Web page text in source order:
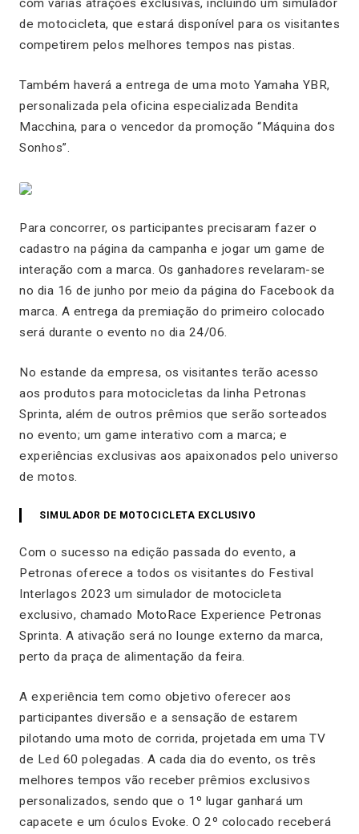
com várias atrações exclusivas, incluindo um simulador
de motocicleta, que estará disponível para os visitantes
competirem pelos melhores tempos nas pistas.
Também haverá a entrega de uma moto Yamaha YBR,
personalizada pela oficina especializada Bendita
Macchina, para o vencedor da promoção “Máquina dos
Sonhos”.
Para concorrer, os participantes precisaram fazer o
cadastro na página da campanha e jogar um game de
interação com a marca. Os ganhadores revelaram-se
no dia 16 de junho por meio da página do Facebook da
marca. A entrega da premiação do primeiro colocado
será durante o evento no dia 24/06.
No estande da empresa, os visitantes terão acesso
aos produtos para motocicletas da linha Petronas
Sprinta, além de outros prêmios que serão sorteados
no evento; um game interativo com a marca; e
experiências exclusivas aos apaixonados pelo universo
de motos.
SIMULADOR DE MOTOCICLETA EXCLUSIVO
Com o sucesso na edição passada do evento, a
Petronas oferece a todos os visitantes do Festival
Interlagos 2023 um simulador de motocicleta
exclusivo, chamado MotoRace Experience Petronas
Sprinta. A ativação será no lounge externo da marca,
perto da praça de alimentação da feira.
A experiência tem como objetivo oferecer aos
participantes diversão e a sensação de estarem
pilotando uma moto de corrida, projetada em uma TV
de Led 60 polegadas. A cada dia do evento, os três
melhores tempos vão receber prêmios exclusivos
personalizados, sendo que o 1º lugar ganhará um
capacete e um óculos Evoke. O 2º colocado receberá